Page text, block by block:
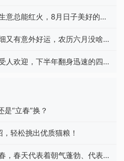
意总能红火，8月日子美好的四
又有意外好运，农历六月没啥烦
人欢迎，下半年翻身迅速的四种
是“立春”换？
轻松挑出优质猫粮！
，春天代表着朝气蓬勃、代表着